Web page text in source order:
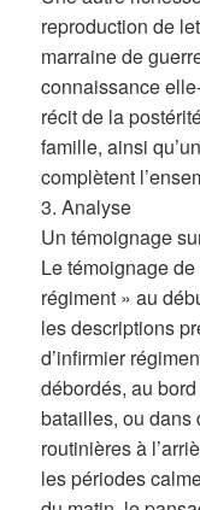
reproduction de
marraine de
connaissance
récit de la
famille, ainsi
complètent
3. Analyse
Un témoignage
Le témoignage
régiment » au
les descriptions
d’infirmier
débordés, au
batailles, ou dans
routinières à
les périodes